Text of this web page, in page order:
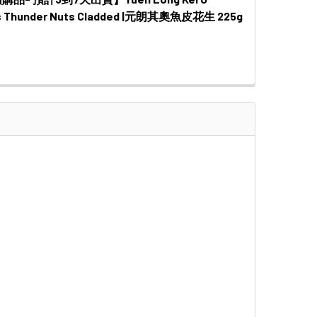
QUANTITY OF 【新鮮預購品- 預計3到7天出貨】YUEN LONG
INCREASE QUANTITY OF 【新鮮預購品- 預計3到7天出貨】
Nuts Cladded |元朗其奧魚皮花生 225g